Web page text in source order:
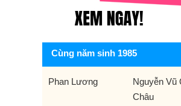
Cùng năm sinh 1985
Phan Lương
Nguyễn Vũ
Châu